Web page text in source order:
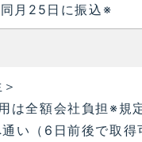
月25日に振込※
は全額会社負担※規
い（6日前後で取得